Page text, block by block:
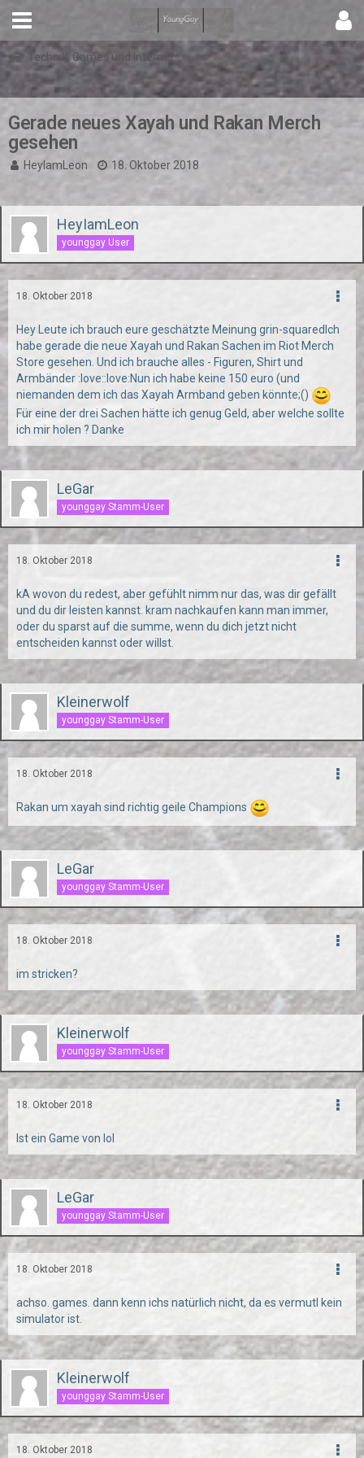
Technik, Games und Internet
Gerade neues Xayah und Rakan Merch
gesehen
HeyIamLeon 18. Oktober 2018
HeyIamLeon
younggay User
18. Oktober 2018
Hey Leute ich brauch eure geschätzte Meinung grin-squared Ich
habe gerade die neue Xayah und Rakan Sachen im Riot Merch
Store gesehen. Und ich brauche alles - Figuren, Shirt und
Armbänder :love::love:Nun ich habe keine 150 euro (und
niemanden dem ich das Xayah Armband geben könnte;()
Für eine der drei Sachen hätte ich genug Geld, aber welche sollte
ich mir holen ? Danke
LeGar
younggay Stamm-User
18. Oktober 2018
kA wovon du redest, aber gefühlt nimm nur das, was dir gefällt
und du dir leisten kannst. kram nachkaufen kann man immer,
oder du sparst auf die summe, wenn du dich jetzt nicht
entscheiden kannst oder willst.
Kleinerwolf
younggay Stamm-User
18. Oktober 2018
Rakan um xayah sind richtig geile Champions
LeGar
younggay Stamm-User
18. Oktober 2018
im stricken?
Kleinerwolf
younggay Stamm-User
18. Oktober 2018
Ist ein Game von lol
LeGar
younggay Stamm-User
18. Oktober 2018
achso. games. dann kenn ichs natürlich nicht, da es vermutl kein
simulator ist.
Kleinerwolf
younggay Stamm-User
18. Oktober 2018